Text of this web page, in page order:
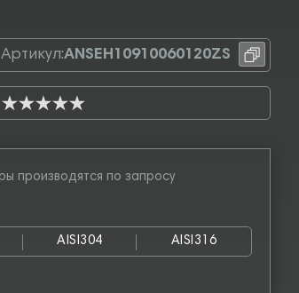
Артикул:ANSEH10910060120ZS
производятся по запросу
AISI304 AISI316